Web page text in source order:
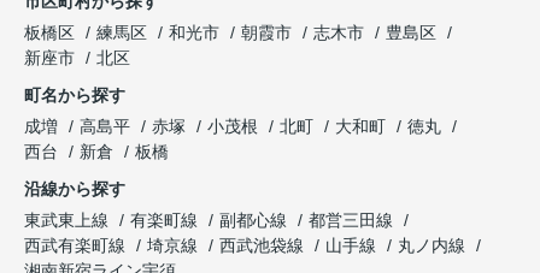
板橋区
練馬区 和光市 朝霞市 志木市
豊島区
新座市
北区
町名から探す
成増
高島平 赤塚 小茂根 北町 大和町
徳丸
西台
新倉
板橋
沿線から探す
東武東上線
有楽町線 副都心線
都営三田線
西武有楽町線
埼京線 西武池袋線 山手線
丸ノ内線